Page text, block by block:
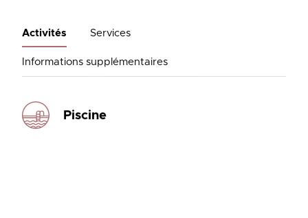
Activités Services
Informations supplémentaires
Piscine